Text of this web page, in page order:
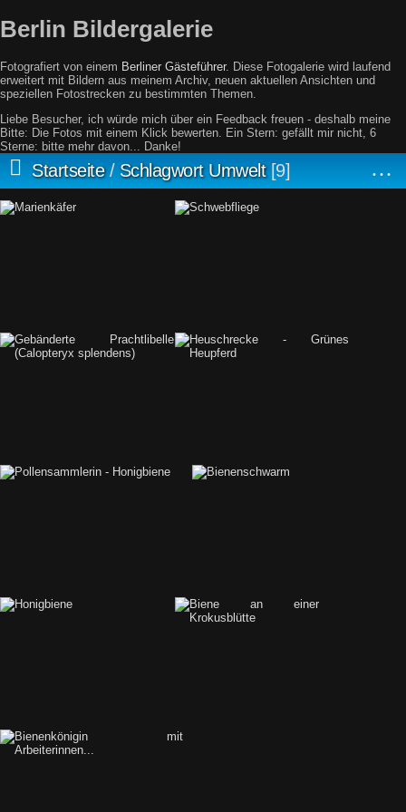
Berlin Bildergalerie
Fotografiert von einem Berliner Gästeführer. Diese Fotogalerie wird laufend
erweitert mit Bildern aus meinem Archiv, neuen aktuellen Ansichten und
speziellen Fotostrecken zu bestimmten Themen.
Liebe Besucher, ich würde mich über ein Feedback freuen - deshalb meine
Bitte: Die Fotos mit einem Klick bewerten. Ein Stern: gefällt mir nicht, 6
Sterne: bitte mehr davon... Danke!
Startseite/ Schlagwort Umwelt 9